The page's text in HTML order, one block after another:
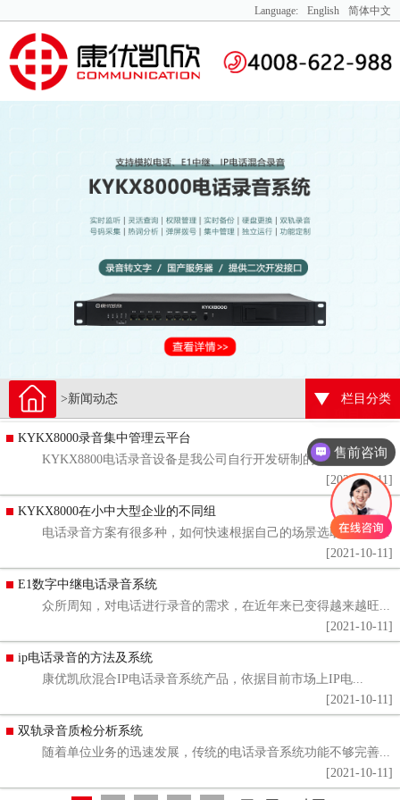
Language: English 简体中文
>新闻动态 栏目分类
KYKX8000录音集中管理云平台
KYKX8800电话录音设备是我公司自行开发研制的新一...
[2021-10-11]
KYKX8000在小中大型企业的不同组
电话录音方案有很多种，如何快速根据自己的场景选取合适的...
[2021-10-11]
E1数字中继电话录音系统
众所周知，对电话进行录音的需求，在近年来已变得越来越旺...
[2021-10-11]
ip电话录音的方法及系统
康优凯欣混合IP电话录音系统产品，依据目前市场上IP电...
[2021-10-11]
双轨录音质检分析系统
随着单位业务的迅速发展，传统的电话录音系统功能不够完善...
[2021-10-11]
售前咨询